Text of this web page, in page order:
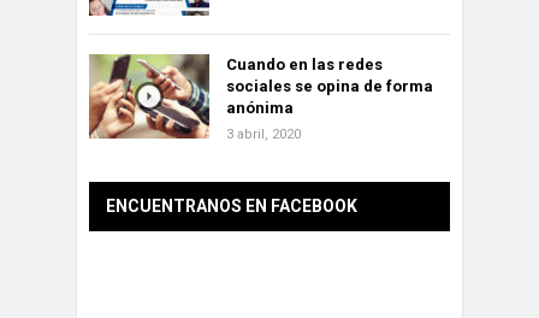
Cuando en las redes
sociales se opina de forma
anónima
3 abril, 2020
ENCUENTRANOS EN FACEBOOK